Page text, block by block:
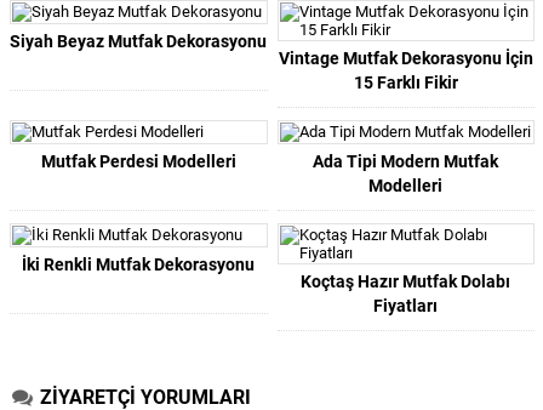
Siyah Beyaz Mutfak Dekorasyonu
Vintage Mutfak Dekorasyonu İçin
15 Farklı Fikir
Mutfak Perdesi Modelleri
Ada Tipi Modern Mutfak
Modelleri
İki Renkli Mutfak Dekorasyonu
Koçtaş Hazır Mutfak Dolabı
Fiyatları
ZİYARETÇİ YORUMLARI